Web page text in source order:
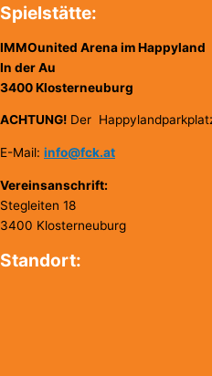
Spielstätte:
IMMOunited Arena im Happyland
In der Au
3400 Klosterneuburg
ACHTUNG! Der
E-Mail: info@fck.at
Vereinsanschrift:
Stegleiten 18
3400 Klosterneuburg
Standort: